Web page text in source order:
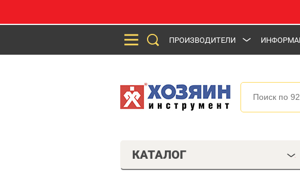
ПРОИЗВОДИТЕЛИ
КАТАЛОГ